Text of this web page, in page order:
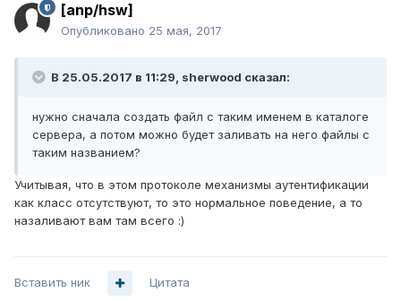
[anp/hsw]
Опубликовано 25 мая, 2017
В 25.05.2017 в 11:29, sherwood сказал:
нужно сначала создать файл с таким именем в каталоге
сервера, а потом можно будет заливать на него файлы с
таким названием?
Учитывая, что в этом протоколе механизмы аутентификации
как класс отсутствуют, то это нормальное поведение, а то
назаливают вам там всего :)
Вставить ник Цитата